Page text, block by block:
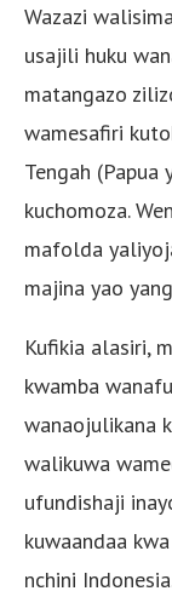
Wazazi
usajili huku
matangazo
wamesafiri
Tengah
kuchomoza.
mafolda
majina yao
Kufikia alasiri,
kwamba
wanaojulikana
walikuwa
ufundishaji
kuwaandaa
nchini